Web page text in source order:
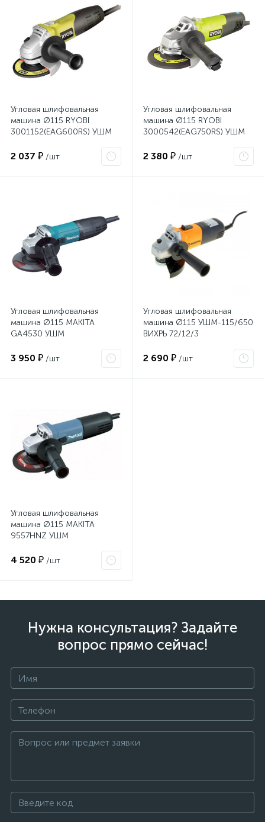
Угловая шлифовальная
машина Ø115 RYOBI
3001152(EAG600RS) УШМ
2 037 ₽ /шт
Угловая шлифовальная
машина Ø115 RYOBI
3000542(EAG750RS) УШМ
2 380 ₽ /шт
Угловая шлифовальная
машина Ø115 MAKITA
GA4530 УШМ
3 950 ₽ /шт
Угловая шлифовальная
машина Ø115 УШМ-115/650
ВИХРЬ 72/12/3
2 690 ₽ /шт
Угловая шлифовальная
машина Ø115 MAKITA
9557HNZ УШМ
4 520 ₽ /шт
Нужна консультация? Задайте
вопрос прямо сейчас!